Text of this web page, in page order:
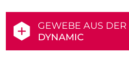
GEWEBE AUS DER
DYNAMIC